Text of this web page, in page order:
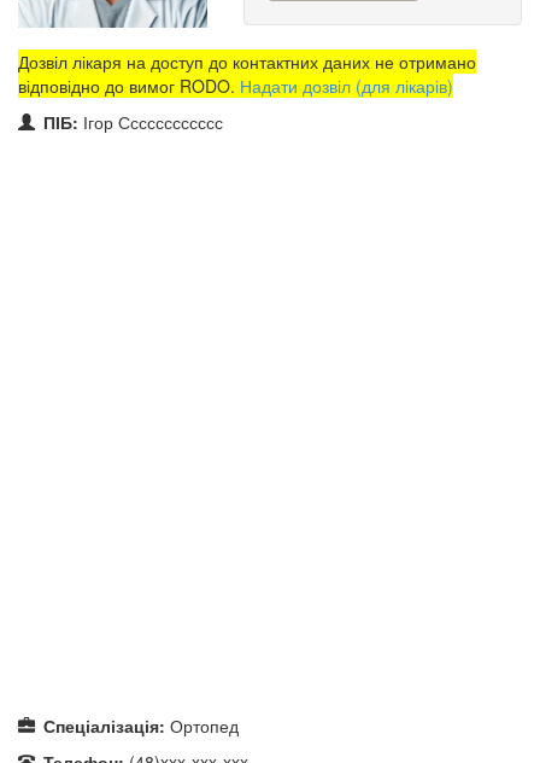
Дозвіл лікаря на доступ до контактних даних не отримано
відповідно до вимог RODO. Надати дозвіл (для лікарів)
ПІБ: Ігор Сссссссссссс
Спеціалізація: Ортопед